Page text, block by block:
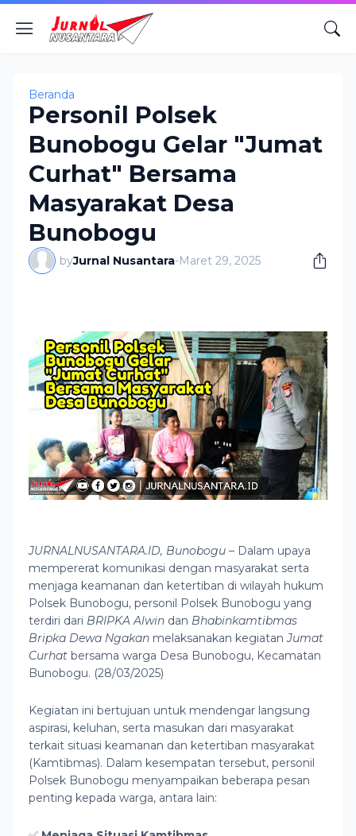
Beranda
Personil Polsek
Bunobogu Gelar "Jumat
Curhat" Bersama
Masyarakat Desa
Bunobogu
byJurnal Nusantara-Maret 29, 2025
JURNALNUSANTARA.ID, Bunobogu – Dalam upaya
mempererat komunikasi dengan masyarakat serta
menjaga keamanan dan ketertiban di wilayah hukum
Polsek Bunobogu, personil Polsek Bunobogu yang
terdiri dari BRIPKA Alwin dan Bhabinkamtibmas
Bripka Dewa Ngakan melaksanakan kegiatanJumat
Curhat bersama warga Desa Bunobogu, Kecamatan
Bunobogu. (28/03/2025)
Kegiatan ini bertujuan untuk mendengar langsung
aspirasi, keluhan, serta masukan dari masyarakat
terkait situasi keamanan dan ketertiban masyarakat
(Kamtibmas). Dalam kesempatan tersebut, personil
Polsek Bunobogu menyampaikan beberapa pesan
penting kepada warga, antara lain: